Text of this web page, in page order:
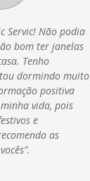
Servic! Não podia
bom ter janelas
Tenho
dormindo muito
positiva
vida, pois
e
as